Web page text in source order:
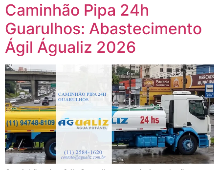
Caminhão Pipa 24h
Guarulhos: Abastecimento
Ágil Águaliz 2026